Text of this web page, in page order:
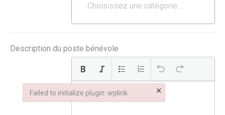
Description du poste bénévole
Failed to initialize plugin: wplink ×
Failed to initialize plugin: wplink